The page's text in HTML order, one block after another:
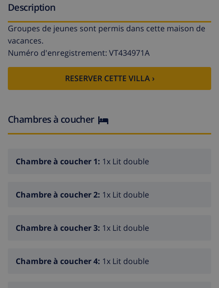
Description
Groupes de jeunes sont permis dans cette maison de
vacances.
Numéro d'enregistrement: VT434971A
RESERVER CETTE VILLA ›
Chambres à coucher
Chambre à coucher 1: 1x Lit double
Chambre à coucher 2: 1x Lit double
Chambre à coucher 3: 1x Lit double
Chambre à coucher 4: 1x Lit double